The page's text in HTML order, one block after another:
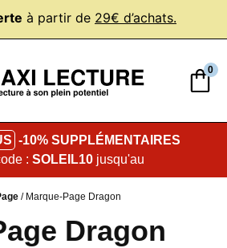
à partir de 29€ d’achats.
0
-10% SUPPLÉMENTAIRES
: SOLEIL10 jusqu'au
/ Marque-Page Dragon
Dragon